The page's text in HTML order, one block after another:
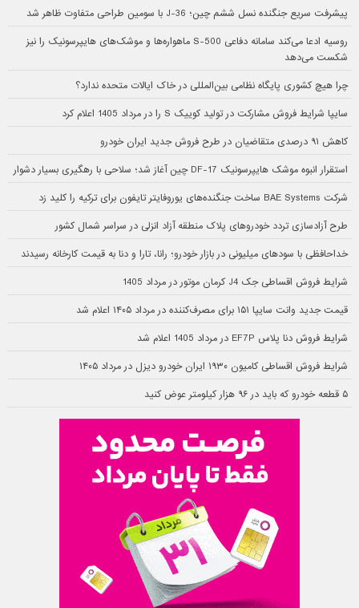
پیشرفت سریع جنگنده نسل ششم چین؛ J-36 با سومین طراحی متفاوت ظاهر شد
روسیه ادعا می‌کند سامانه دفاعی S-500 ماهواره‌ها و موشک‌های هایپرسونیک را نیز
شکست می‌دهد
چرا هیچ کشوری پایگاه نظامی بین‌المللی در خاک ایالات متحده ندارد؟
سایپا شرایط فروش مشارکت در تولید کوییک S را در مرداد 1405 اعلام کرد
کاهش ۹۱ درصدی متقاضیان در طرح فروش جدید ایران خودرو
استقرار انبوه موشک هایپرسونیک DF-17 چین آغاز شد؛ سلاحی با رهگیری بسیار دشوار
شرکت BAE Systems ساخت جنگنده‌های یوروفایتر تایفون برای ترکیه را کلید زد
طرح آزادسازی تردد خودروهای پلاک منطقه آزاد انزلی در سراسر شمال کشور
خداحافظی با سودهای میلیونی در بازار خودرو؛ رانا، تارا و دنا به قیمت کارخانه رسیدند
شرایط فروش اقساطی جک J4 کرمان موتور در مرداد 1405
قیمت جدید وانت سایپا ۱۵۱ برای مصرف‌کننده در مرداد ۱۴۰۵ اعلام شد
شرایط فروش دنا پلاس EF7P در مرداد 1405 اعلام شد
شرایط فروش اقساطی کامیون ۱۹۳۰ ایران خودرو دیزل در مرداد ۱۴۰۵
۵ قطعه خودرو که باید در ۹۶ هزار کیلومتر عوض کنید